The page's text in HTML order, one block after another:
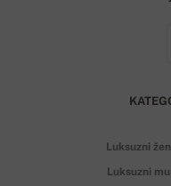
Luksuzni
Luksuzni